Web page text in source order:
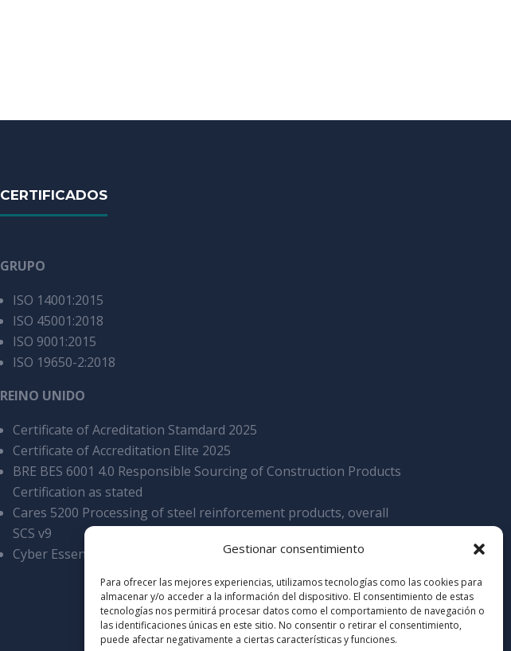
Gestionar consentimiento
Para ofrecer las mejores experiencias, utilizamos tecnologías como las cookies para
almacenar y/o acceder a la información del dispositivo. El consentimiento de estas
tecnologías nos permitirá procesar datos como el comportamiento de navegación o
las identificaciones únicas en este sitio. No consentir o retirar el consentimiento,
puede afectar negativamente a ciertas características y funciones.
CERTIFICADOS
GRUPO
ISO 14001:2015
ISO 45001:2018
ISO 9001:2015
ISO 19650-2:2018
REINO UNIDO
Certificate of Acreditation Stamdard 2025
Certificate of Accreditation Elite 2025
BRE BES 6001 4.0 Responsible Sourcing of Construction Products
Certification as stated
Cares 5200 Processing of steel reinforcement products, overall
SCS v9
Cyber Essentials Certificate of assyrance